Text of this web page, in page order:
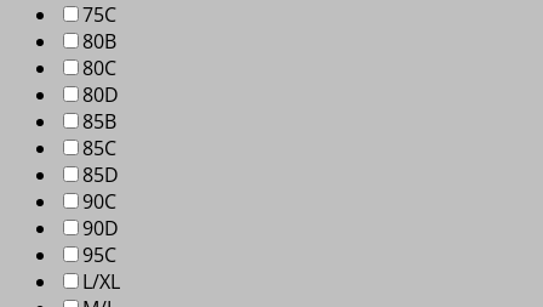
75C
80B
80C
80D
85B
85C
85D
90C
90D
95C
L/XL